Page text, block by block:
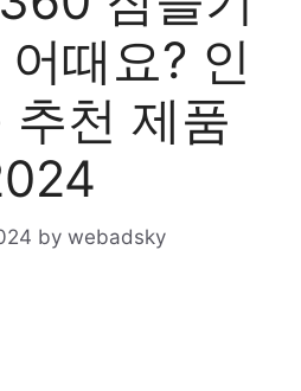
때요? 인
추천 제품
by webadsky